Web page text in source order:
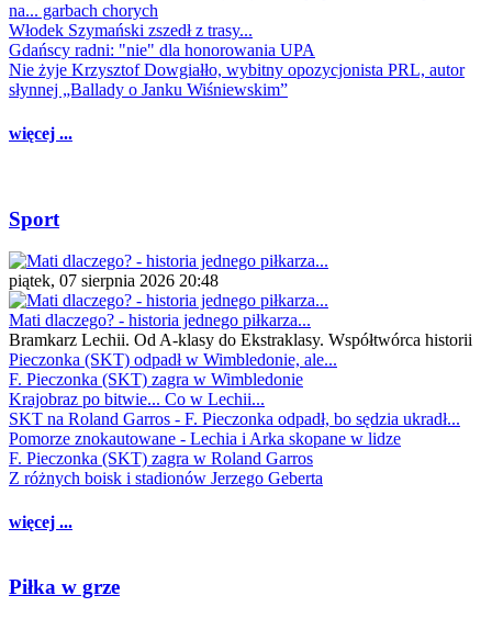
na... garbach chorych
Włodek Szymański zszedł z trasy...
Gdańscy radni: "nie" dla honorowania UPA
Nie żyje Krzysztof Dowgiałło, wybitny opozycjonista PRL, autor
słynnej „Ballady o Janku Wiśniewskim”
więcej ...
Sport
piątek, 07 sierpnia 2026 20:48
Mati dlaczego? - historia jednego piłkarza...
Bramkarz Lechii. Od A-klasy do Ekstraklasy. Współtwórca historii
Pieczonka (SKT) odpadł w Wimbledonie, ale...
F. Pieczonka (SKT) zagra w Wimbledonie
Krajobraz po bitwie... Co w Lechii...
SKT na Roland Garros - F. Pieczonka odpadł, bo sędzia ukradł...
Pomorze znokautowane - Lechia i Arka skopane w lidze
F. Pieczonka (SKT) zagra w Roland Garros
Z różnych boisk i stadionów Jerzego Geberta
więcej ...
Piłka w grze